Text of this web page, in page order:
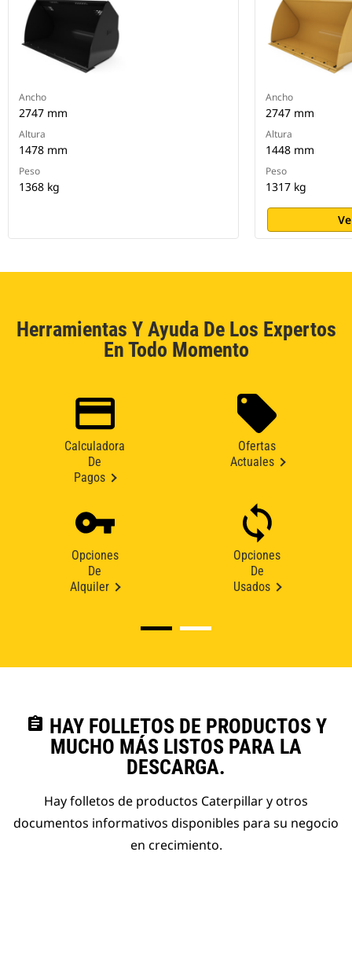
Ancho
2747 mm
Altura
1478 mm
Peso
1368 kg
Ancho
2747 mm
Altura
1448 mm
Peso
1317 kg
Herramientas Y Ayuda De Los Expertos
En Todo Momento
Calculadora
De
Pagos
Ofertas
Actuales
Opciones
De
Alquiler
Opciones
De
Usados
assignment HAY FOLLETOS DE PRODUCTOS Y
MUCHO MÁS LISTOS PARA LA
DESCARGA.
Hay folletos de productos Caterpillar y otros
documentos informativos disponibles para su negocio
en crecimiento.